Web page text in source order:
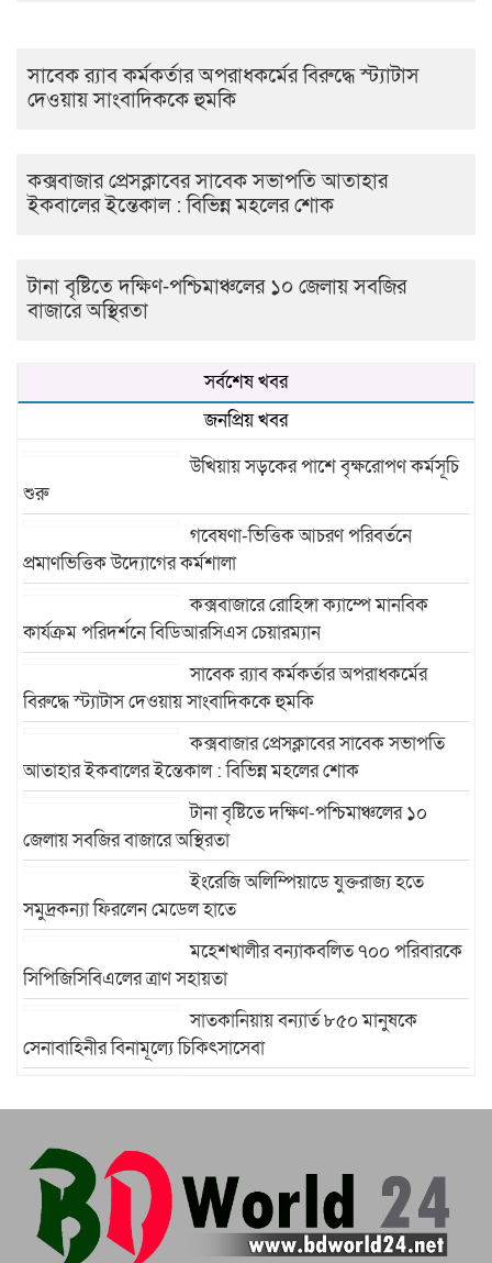
সাবেক র‍্যাব কর্মকর্তার অপরাধকর্মের বিরুদ্ধে স্ট্যাটাস
দেওয়ায় সাংবাদিককে হুমকি
কক্সবাজার প্রেসক্লাবের সাবেক সভাপতি আতাহার
ইকবালের ইন্তেকাল : বিভিন্ন মহলের শোক
টানা বৃষ্টিতে দক্ষিণ-পশ্চিমাঞ্চলের ১০ জেলায় সবজির
বাজারে অস্থিরতা
সর্বশেষ খবর
জনপ্রিয় খবর
উখিয়ায় সড়কের পাশে বৃক্ষরোপণ কর্মসূচি
শুরু
গবেষণা-ভিত্তিক আচরণ পরিবর্তনে
প্রমাণভিত্তিক উদ্যোগের কর্মশালা
কক্সবাজারে রোহিঙ্গা ক্যাম্পে মানবিক
কার্যক্রম পরিদর্শনে বিডিআরসিএস চেয়ারম্যান
সাবেক র‍্যাব কর্মকর্তার অপরাধকর্মের
বিরুদ্ধে স্ট্যাটাস দেওয়ায় সাংবাদিককে হুমকি
কক্সবাজার প্রেসক্লাবের সাবেক সভাপতি
আতাহার ইকবালের ইন্তেকাল : বিভিন্ন মহলের শোক
টানা বৃষ্টিতে দক্ষিণ-পশ্চিমাঞ্চলের ১০
জেলায় সবজির বাজারে অস্থিরতা
ইংরেজি অলিম্পিয়াডে যুক্তরাজ্য হতে
সমুদ্রকন্যা ফিরলেন মেডেল হাতে
মহেশখালীর বন্যাকবলিত ৭০০ পরিবারকে
সিপিজিসিবিএলের ত্রাণ সহায়তা
সাতকানিয়ায় বন্যার্ত ৮৫০ মানুষকে
সেনাবাহিনীর বিনামূল্যে চিকিৎসাসেবা
মাদ্রাসাভবনের ওপর পাহাড় ধসে পাঁচ শিক্ষার্থী নিহত